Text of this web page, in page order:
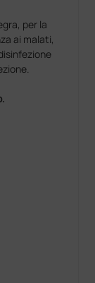
per la
ai malati,